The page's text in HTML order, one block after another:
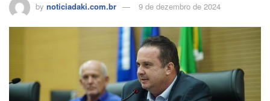
by noticiadaki.com.br 9 de dezembro de 2024